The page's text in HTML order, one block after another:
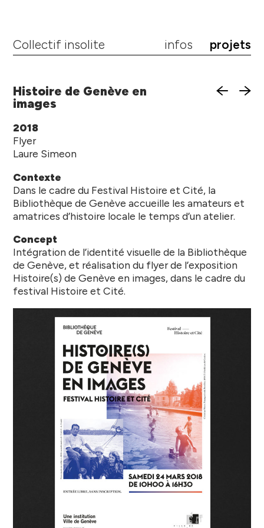
Collectif insolite infos projets
Histoire de Genève en
images
2018
Flyer
Laure Simeon
Contexte
Dans le cadre du Festival Histoire et Cité, la
Bibliothèque de Genève accueille les amateurs et
amatrices d’histoire locale le temps d’un atelier.
Concept
Intégration de l’identité visuelle de la Bibliothèque
de Genève, et réalisation du flyer de l’exposition
Histoire(s) de Genève en images, dans le cadre du
festival Histoire et Cité.